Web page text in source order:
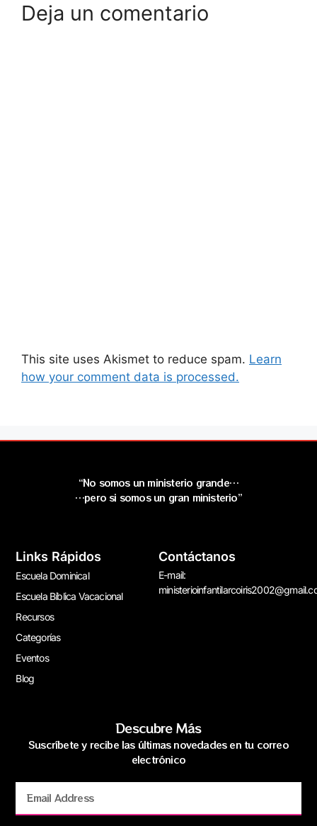
Deja un comentario
This site uses Akismet to reduce spam. Learn
how your comment data is processed.
“No somos un ministerio grande…
…pero si somos un gran ministerio”
Links Rápidos
Escuela Dominical
Escuela Bíblica Vacacional
Recursos
Categorías
Eventos
Blog
Contáctanos
E-mail:
Descubre Más
Suscríbete y recibe las últimas novedades en tu correo
electrónico